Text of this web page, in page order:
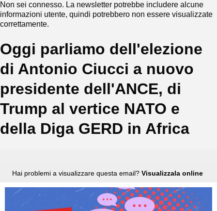
Non sei connesso. La newsletter potrebbe includere alcune
informazioni utente, quindi potrebbero non essere visualizzate
correttamente.
Oggi parliamo dell'elezione
di Antonio Ciucci a nuovo
presidente dell'ANCE, di
Trump al vertice NATO e
della Diga GERD in Africa
Hai problemi a visualizzare questa email? Visualizzala online